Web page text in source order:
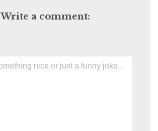
Write a comment: